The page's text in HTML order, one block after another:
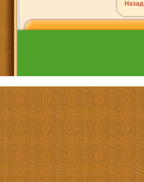
Назад